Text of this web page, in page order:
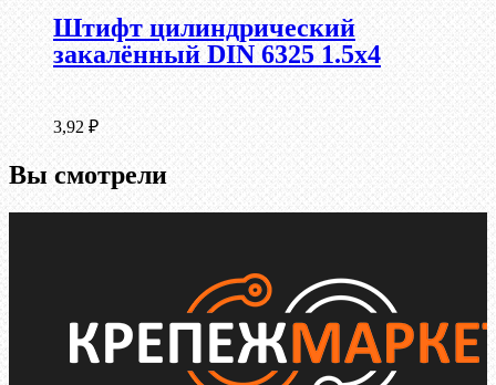
Штифт цилиндрический
закалённый DIN 6325 1.5х4
3,92 ₽
Вы смотрели